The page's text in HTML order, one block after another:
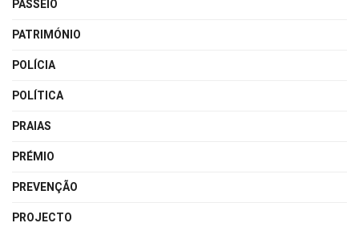
PASSEIO
PATRIMÓNIO
POLÍCIA
POLÍTICA
PRAIAS
PRÉMIO
PREVENÇÃO
PROJECTO